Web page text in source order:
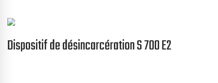
Dispositif de désincarcération S 700 E2